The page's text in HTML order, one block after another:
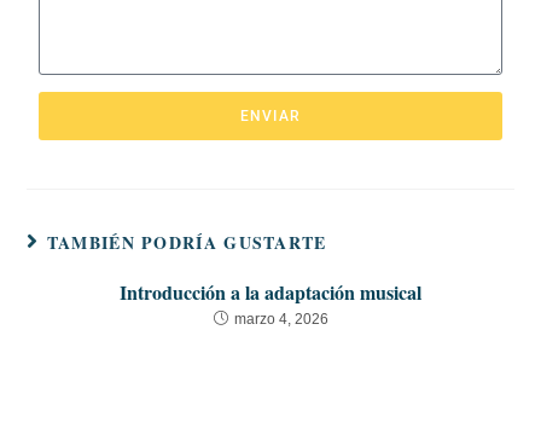
ENVIAR
TAMBIÉN PODRÍA GUSTARTE
Introducción a la adaptación musical
marzo 4, 2026